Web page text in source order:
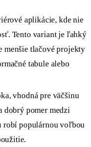
aplikácie, kde nie
Tento variant je ľahký
menšie tlačové projekty
tabule alebo
vhodná pre väčšinu
dobrý pomer medzi
robí populárnou voľbou